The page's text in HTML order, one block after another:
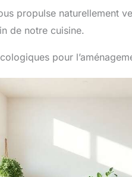
propulse naturellement
de notre cuisine.
pour